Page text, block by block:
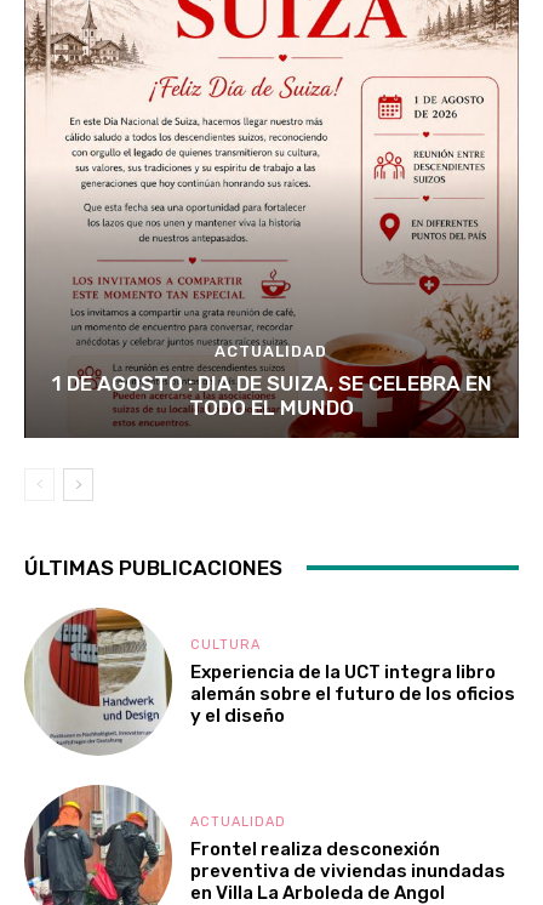
ACTUALIDAD
1 DE AGOSTO : DIA DE SUIZA, SE CELEBRA EN
TODO EL MUNDO
ÚLTIMAS PUBLICACIONES
CULTURA
Experiencia de la UCT integra libro
alemán sobre el futuro de los oficios
y el diseño
ACTUALIDAD
Frontel realiza desconexión
preventiva de viviendas inundadas
en Villa La Arboleda de Angol